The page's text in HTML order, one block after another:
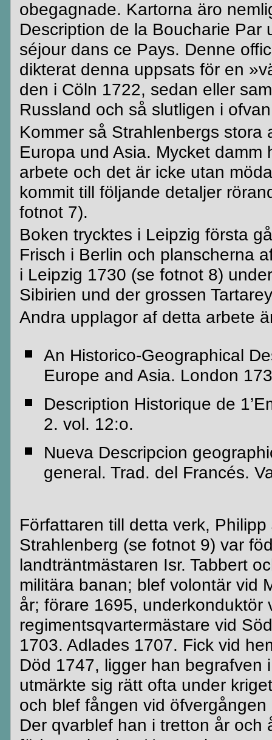
obegagnade. Kartorna äro
Description de la Boucharie Par
séjourdans ce Pays. Denne
dikterat denna uppsats för en
den i Cöln 1722, sedan eller
Russland och så slutligen i ofvan
Kommer så Strahlenbergs stora
Europa und Asia. Mycket damm
arbete och det är icke utan
kommit till följande detaljer
fotnot 7).
Boken trycktes i Leipzig första
Frisch i Berlin och planscherna
i Leipzig 1730 (se fotnot 8)
Sibirien und der grossen Tartarey
Andra upplagor af detta arbete
An Historico-Geographical
Europe and Asia. London
Description Historique de
2. vol. 12:o.
Nueva Descripcion
general. Trad. del Francés.
Författaren till detta verk,
Strahlenberg (se fotnot 9) var
landträntmästaren Isr. Tabbert
militära banan; blefvolontär vid
år; förare 1695,
regimentsqvartermästare vid
1703. Adlades 1707. Fick vid
Död 1747, ligger han begrafven
utmärkte sig rätt ofta under
och bleffången vid öfvergången
Der qvarblefhan i tretton år och